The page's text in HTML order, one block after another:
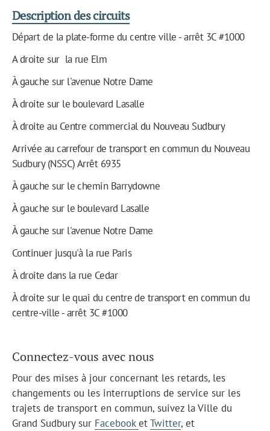
Description des circuits
Départ de la plate-forme du centre ville - arrêt 3C #1000
A droite sur la rue Elm
À gauche sur l'avenue Notre Dame
À droite sur le boulevard Lasalle
À droite au Centre commercial du Nouveau Sudbury
Arrivée au carrefour de transport en commun du Nouveau
Sudbury (NSSC) Arrêt 6935
À gauche sur le chemin Barrydowne
À gauche sur le boulevard Lasalle
À gauche sur l'avenue Notre Dame
Continuer jusqu'à la rue Paris
À droite dans la rue Cedar
À droite sur le quai du centre de transport en commun du
centre-ville - arrêt 3C #1000
Connectez-vous avec nous
Pour des mises à jour concernant les retards, les
changements ou les interruptions de service sur les
trajets de transport en commun, suivez la Ville du
Grand Sudbury sur FacebooketTwitter, et